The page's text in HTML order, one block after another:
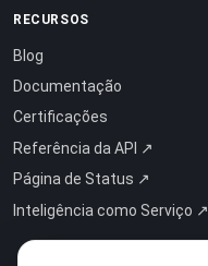
RECURSOS
Blog
Documentação
Certificações
Referência da API ↗
Página de Status ↗
Inteligência como Serviço ↗